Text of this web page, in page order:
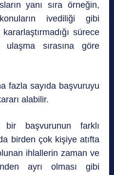
yanı sıra örneğin,
ivediliği gibi
sürece
ulaşma sırasına göre
fazla sayıda başvuruyu
alabilir.
başvurunun farklı
birden çok kişiye atıfta
ihlallerin zaman ve
ayrı olması gibi